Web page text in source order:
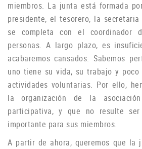
miembros. La junta está formada
presidente, el tesorero, la
se completa con el coordinador
personas. A largo plazo, es
acabaremos cansados.Sabemos
uno tiene su vida, su trabajo y
actividades voluntarias. Por ello,
la organización de la
participativa, y que no resulte
importante para sus miembros.
A partir de ahora, queremos que la